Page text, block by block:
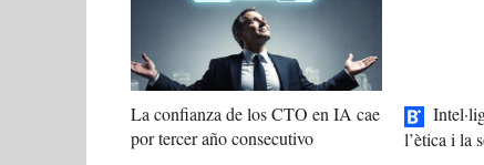
La confianza de los CTO en IA cae
por tercer año consecutivo
l’ètica i la